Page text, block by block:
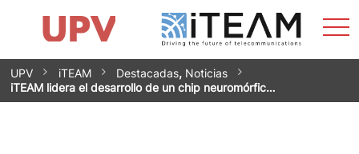
Saltar
contenido
Impacto
Grupos de investigación
Instalaciones
Spin-offs
Contacto
Prácticas
Noticias
Unidad de Igualdad
UPV iTEAM Destacadas, Noticias
iTEAM lidera el desarrollo de un chip neuromórfic…